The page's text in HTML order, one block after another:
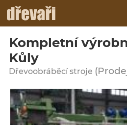
Kompletní
Kůly
Dřevoobráběcí stroje